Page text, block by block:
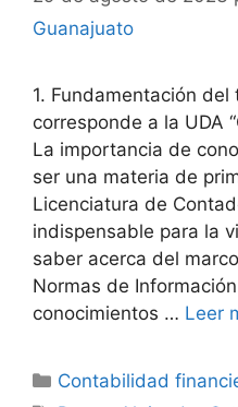
Guanajuato
1. Fundamentación
corresponde a la UDA
La importancia de
ser una materia de
Licenciatura de
indispensable para la
saber acerca del
Normas de
conocimientos … Leer
Categorías
Contabilidad